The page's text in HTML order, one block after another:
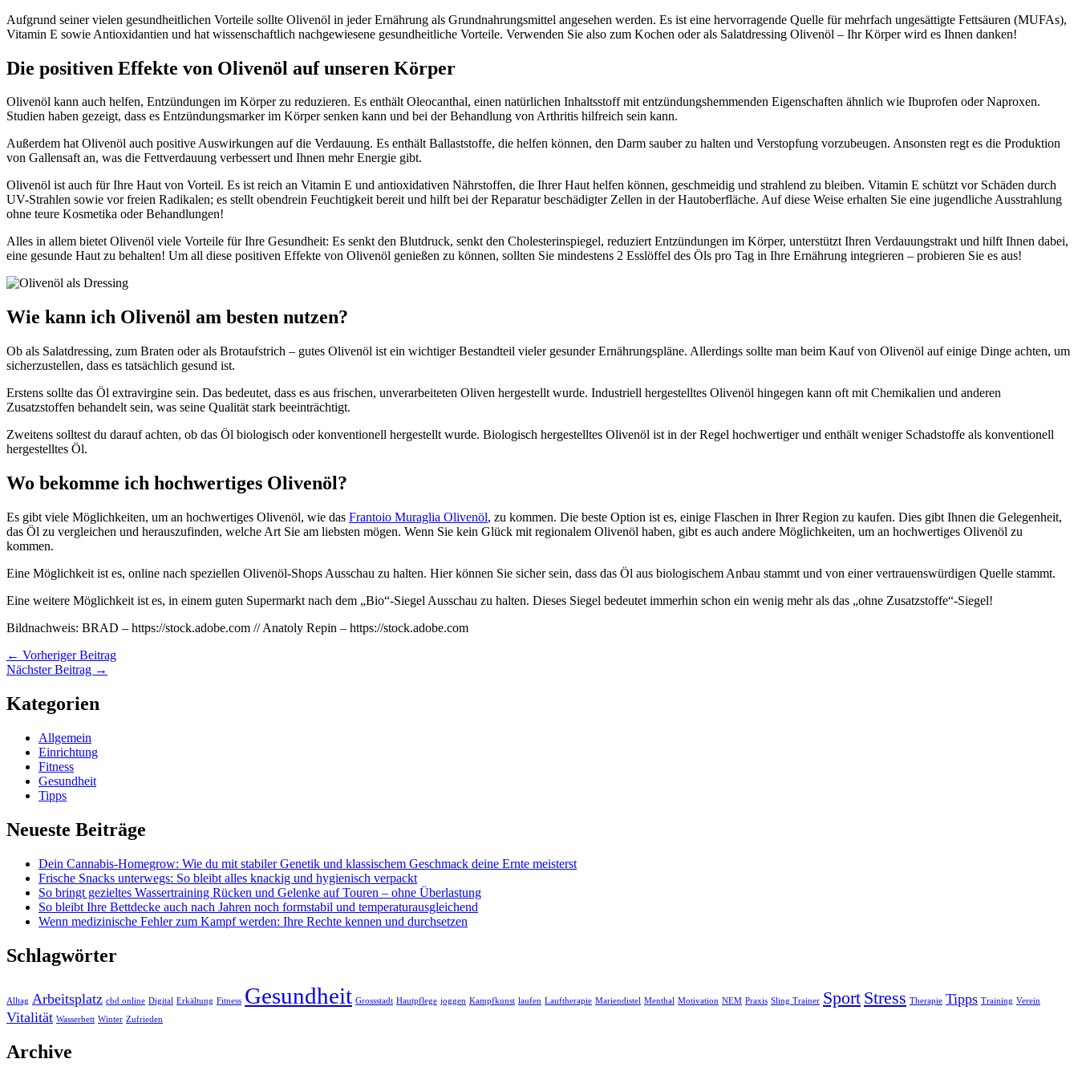
Aufgrund seiner vielen gesundheitlichen Vorteile sollte Olivenöl in jeder Ernährung als Grundnahrungsmittel angesehen werden. Es ist eine hervorragende Quelle für mehrfach ungesättigte Fettsäuren (MUFAs),
Vitamin E sowie Antioxidantien und hat wissenschaftlich nachgewiesene gesundheitliche Vorteile. Verwenden Sie also zum Kochen oder als Salatdressing Olivenöl – Ihr Körper wird es Ihnen danken!
Die positiven Effekte von Olivenöl auf unseren Körper
Olivenöl kann auch helfen, Entzündungen im Körper zu reduzieren. Es enthält Oleocanthal, einen natürlichen Inhaltsstoff mit entzündungshemmenden Eigenschaften ähnlich wie Ibuprofen oder Naproxen.
Studien haben gezeigt, dass es Entzündungsmarker im Körper senken kann und bei der Behandlung von Arthritis hilfreich sein kann.
Außerdem hat Olivenöl auch positive Auswirkungen auf die Verdauung. Es enthält Ballaststoffe, die helfen können, den Darm sauber zu halten und Verstopfung vorzubeugen. Ansonsten regt es die Produktion
von Gallensaft an, was die Fettverdauung verbessert und Ihnen mehr Energie gibt.
Olivenöl ist auch für Ihre Haut von Vorteil. Es ist reich an Vitamin E und antioxidativen Nährstoffen, die Ihrer Haut helfen können, geschmeidig und strahlend zu bleiben. Vitamin E schützt vor Schäden durch
UV-Strahlen sowie vor freien Radikalen; es stellt obendrein Feuchtigkeit bereit und hilft bei der Reparatur beschädigter Zellen in der Hautoberfläche. Auf diese Weise erhalten Sie eine jugendliche Ausstrahlung
ohne teure Kosmetika oder Behandlungen!
Alles in allem bietet Olivenöl viele Vorteile für Ihre Gesundheit: Es senkt den Blutdruck, senkt den Cholesterinspiegel, reduziert Entzündungen im Körper, unterstützt Ihren Verdauungstrakt und hilft Ihnen dabei,
eine gesunde Haut zu behalten! Um all diese positiven Effekte von Olivenöl genießen zu können, sollten Sie mindestens 2 Esslöffel des Öls pro Tag in Ihre Ernährung integrieren – probieren Sie es aus!
Wie kann ich Olivenöl am besten nutzen?
Ob als Salatdressing, zum Braten oder als Brotaufstrich – gutes Olivenöl ist ein wichtiger Bestandteil vieler gesunder Ernährungspläne. Allerdings sollte man beim Kauf von Olivenöl auf einige Dinge achten, um
sicherzustellen, dass es tatsächlich gesund ist.
Erstens sollte das Öl extravirgine sein. Das bedeutet, dass es aus frischen, unverarbeiteten Oliven hergestellt wurde. Industriell hergestelltes Olivenöl hingegen kann oft mit Chemikalien und anderen
Zusatzstoffen behandelt sein, was seine Qualität stark beeinträchtigt.
Zweitens solltest du darauf achten, ob das Öl biologisch oder konventionell hergestellt wurde. Biologisch hergestelltes Olivenöl ist in der Regel hochwertiger und enthält weniger Schadstoffe als konventionell
hergestelltes Öl.
Wo bekomme ich hochwertiges Olivenöl?
Es gibt viele Möglichkeiten, um an hochwertiges Olivenöl, wie das Frantoio Muraglia Olivenöl, zu kommen. Die beste Option ist es, einige Flaschen in Ihrer Region zu kaufen. Dies gibt Ihnen die Gelegenheit,
das Öl zu vergleichen und herauszufinden, welche Art Sie am liebsten mögen. Wenn Sie kein Glück mit regionalem Olivenöl haben, gibt es auch andere Möglichkeiten, um an hochwertiges Olivenöl zu
kommen.
Eine Möglichkeit ist es, online nach speziellen Olivenöl-Shops Ausschau zu halten. Hier können Sie sicher sein, dass das Öl aus biologischem Anbau stammt und von einer vertrauenswürdigen Quelle stammt.
Eine weitere Möglichkeit ist es, in einem guten Supermarkt nach dem „Bio“-Siegel Ausschau zu halten. Dieses Siegel bedeutet immerhin schon ein wenig mehr als das „ohne Zusatzstoffe“-Siegel!
Bildnachweis: BRAD – https://stock.adobe.com // Anatoly Repin – https://stock.adobe.com
← Vorheriger Beitrag
Nächster Beitrag →
Kategorien
Allgemein
Einrichtung
Fitness
Gesundheit
Tipps
Neueste Beiträge
Dein Cannabis-Homegrow: Wie du mit stabiler Genetik und klassischem Geschmack deine Ernte meisterst
Frische Snacks unterwegs: So bleibt alles knackig und hygienisch verpackt
So bringt gezieltes Wassertraining Rücken und Gelenke auf Touren – ohne Überlastung
So bleibt Ihre Bettdecke auch nach Jahren noch formstabil und temperaturausgleichend
Wenn medizinische Fehler zum Kampf werden: Ihre Rechte kennen und durchsetzen
Schlagwörter
Alltag Arbeitsplatz cbd online Digital Erkältung Fitness Gesundheit Grossstadt Hautpflege joggen Kampfkunst laufen Lauftherapie Mariendistel Menthal Motivation NEM Praxis Sling Trainer Sport Stress Therapie Tipps Training Verein
Vitalität Wasserbett Winter Zufrieden
Archive